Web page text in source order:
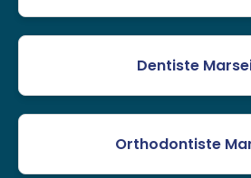
Dentiste
Orthodontiste